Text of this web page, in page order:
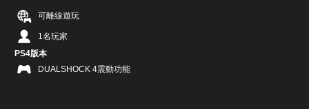
可離線遊玩
1名玩家
PS4版本
DUALSHOCK 4震動功能